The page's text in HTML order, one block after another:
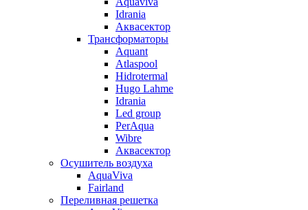
Idrania
Аквасектор
Трансформаторы
Aquant
Atlaspool
Hidrotermal
Hugo Lahme
Idrania
Led group
PerAqua
Wibre
Аквасектор
Осушитель воздуха
AquaViva
Fairland
Переливная решетка